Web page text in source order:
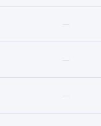
—
—
—